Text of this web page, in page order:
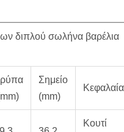
διπλού σωλήνα βαρέλια
Σημείο
(mm)
Κεφαλαία
Κουτί